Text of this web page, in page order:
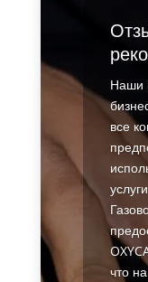
Наши
все
что